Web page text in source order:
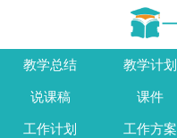
教学总结 教学计划
说课稿 课件
工作计划 工作方案